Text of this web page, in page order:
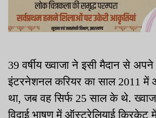
39 वर्षीय ख्वाजा ने इसी मैदान से
इंटरनेशनल करियर का साल 2011 में
था, जब वह सिर्फ 25 साल के थे.
विदाई भाषण में ऑस्ट्रेलियाई क्रिकेट